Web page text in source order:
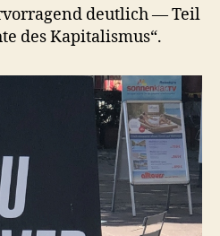
deutlich — Teil
des Kapitalismus“.